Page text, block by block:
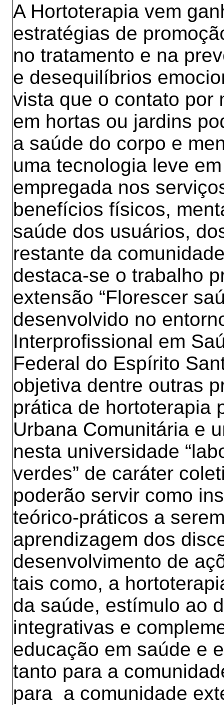
A Hortoterapia vem
estratégias de
no tratamento e na
e desequilíbrios
vista que o contato por
em hortas ou jardins
a saúde do corpo e
uma tecnologia leve
empregada nos
benefícios físicos,
saúde dos usuários,
restante da
destaca-se o trabalho
extensão “Florescer
desenvolvido no
Interprofissional em
Federal do Espírito
objetiva dentre outras
prática de hortoterapia
Urbana Comunitária e
nesta universidade
verdes” de caráter
poderão servir como
teórico-práticos a
aprendizagem dos
desenvolvimento de
tais como, a
da saúde, estímulo ao
integrativas e
educação em saúde e
tanto para a
para a comunidade